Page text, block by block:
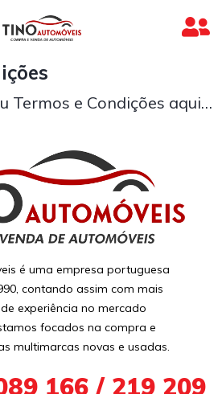
Termos e Condições aqui…
é uma empresa portuguesa
contando assim com mais
experiência no mercado
focados na compra e
multimarcas novas e usadas.
166 / 219 209